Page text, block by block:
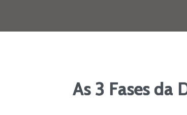
As 3 Fases da